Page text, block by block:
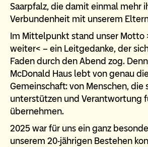
Saarpfalz, die damit einmal mehr
Verbundenheit mit unserem
Im Mittelpunkt stand unser Motto
weiter< – ein Leitgedanke, der
Faden durch den Abend zog.
McDonald Haus lebt von genau
Gemeinschaft: von Menschen, die
unterstützen und Verantwortung
übernehmen.
2025 war für uns ein ganz
unserem 20-jährigen Bestehen